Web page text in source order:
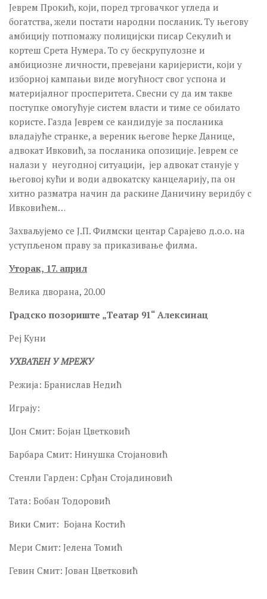
Јеврем Прокић, који, поред трговачког угледа и
богатства, жели постати народни посланик. Ту његову
амбицију потпомажу полицијски писар Секулић и
кортеш Срета Нумера. То су бескрупулозне и
амбициозне личности, превејани каријеристи, који у
изборној кампањи виде могућност свог успона и
материјалног просперитета. Свесни су да им такве
поступке омогућује систем власти и тиме се обилато
користе. Газда Јеврем се кандидује за посланика
владајуће странке, а вереник његове ћерке Данице,
адвокат Ивковић, за посланика опозиције. Јеврем се
налази у неугодној ситуацији, јер адвокат станује у
његовој кући и води адвокатску канцеларију, па он
хитно разматра начин да раскине Даничину веридбу с
Ивковићем…
Захваљујемо се Ј.П. Филмски центар Сарајево д.о.о. на
уступљеном праву за приказивање филма.
Уторак, 17. април
Велика дворана, 20.00
Градско позориште „Театар 91“ Алексинац
Реј Куни
УХВАЋЕН У МРЕЖУ
Режија: Бранислав Недић
Играју:
Џон Смит: Бојан Цветковић
Барбара Смит: Нинушка Стојановић
Стенли Гарден: Срђан Стојадиновић
Тата: Бобан Тодоровић
Вики Смит: Бојана Костић
Мери Смит: Јелена Томић
Гевин Смит: Јован Цветковић